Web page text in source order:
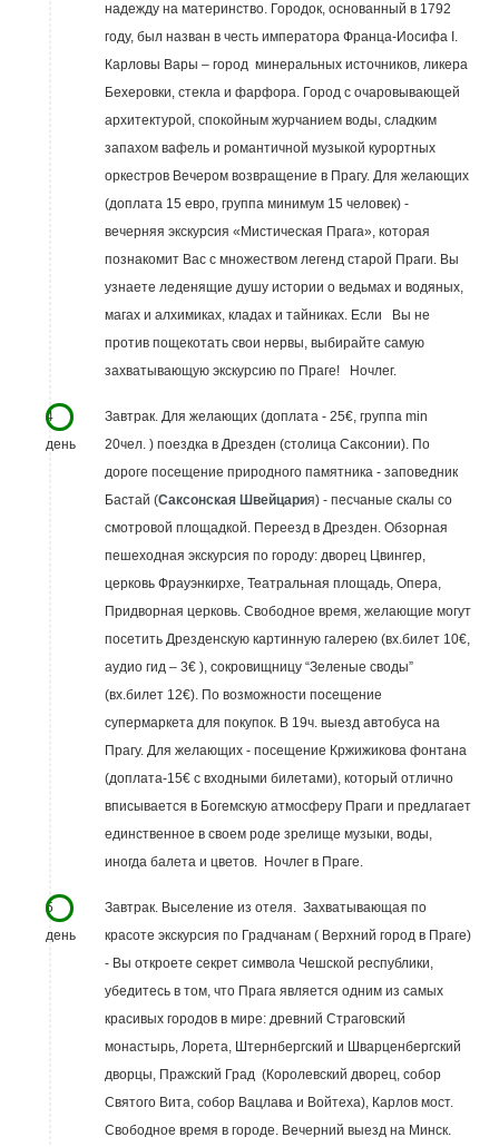
надежду на материнство. Городок, основанный в 1792
году, был назван в честь императора Франца-Иосифа I.
Карловы Вары – город минеральных источников, ликера
Бехеровки, стекла и фарфора. Город с очаровывающей
архитектурой, спокойным журчанием воды, сладким
запахом вафель и романтичной музыкой курортных
оркестров Вечером возвращение в Прагу. Для желающих
(доплата 15 евро, группа минимум 15 человек) -
вечерняя экскурсия «Мистическая Прага», которая
познакомит Вас с множеством легенд старой Праги. Вы
узнаете леденящие душу истории о ведьмах и водяных,
магах и алхимиках, кладах и тайниках. Если Вы не
против пощекотать свои нервы, выбирайте самую
захватывающую экскурсию по Праге! Ночлег.
4
день
Завтрак. Для желающих (доплата - 25€, группа min
20чел. ) поездка в Дрезден (столица Саксонии). По
дороге посещение природного памятника - заповедник
Бастай (Саксонская Швейцария) - песчаные скалы со
смотровой площадкой. Переезд в Дрезден. Обзорная
пешеходная экскурсия по городу: дворец Цвингер,
церковь Фрауэнкирхе, Театральная площадь, Опера,
Придворная церковь. Свободное время, желающие могут
посетить Дрезденскую картинную галерею (вх.билет 10€,
аудио гид – 3€ ), сокровищницу “Зеленые своды”
(вх.билет 12€). По возможности посещение
супермаркета для покупок. В 19ч. выезд автобуса на
Прагу. Для желающих - посещение Кржижикова фонтана
(доплата-15€ с входными билетами), который отлично
вписывается в Богемскую атмосферу Праги и предлагает
единственное в своем роде зрелище музыки, воды,
иногда балета и цветов. Ночлег в Праге.
5
день
Завтрак. Выселение из отеля. Захватывающая по
красоте экскурсия по Градчанам ( Верхний город в Праге)
- Вы откроете секрет символа Чешской республики,
убедитесь в том, что Прага является одним из самых
красивых городов в мире: древний Страговский
монастырь, Лорета, Штернбергский и Шварценбергский
дворцы, Пражский Град (Королевский дворец, собор
Святого Вита, собор Вацлава и Войтеха), Карлов мост.
Свободное время в городе. Вечерний выезд на Минск.